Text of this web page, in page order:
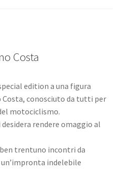
Costa
edition a una figura
Costa, conosciuto da tutti per
motociclismo.
rendere omaggio al
trentuno incontri da
indelebile